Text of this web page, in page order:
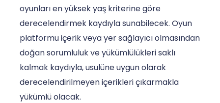
oyunları en yüksek yaş kriterine göre
derecelendirmek kaydıyla sunabilecek. Oyun
platformu içerik veya yer sağlayıcı olmasından
doğan sorumluluk ve yükümlülükleri saklı
kalmak kaydıyla, usulüne uygun olarak
derecelendirilmeyen içerikleri çıkarmakla
yükümlü olacak.